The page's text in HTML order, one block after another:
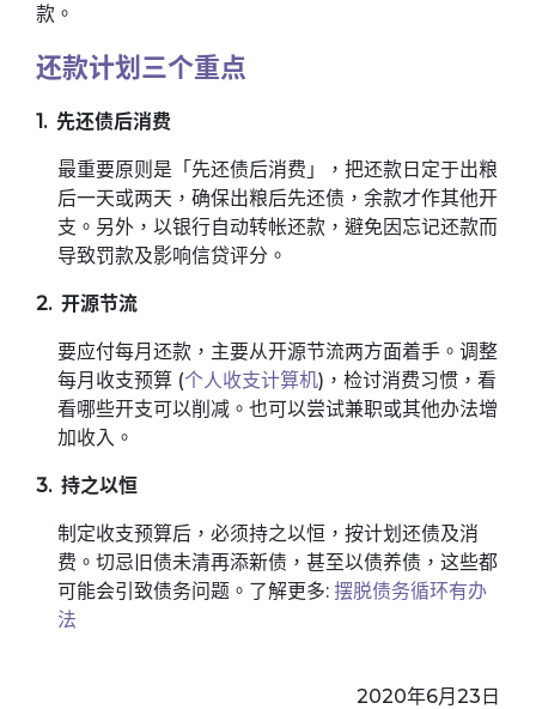
款。
还款计划三个重点
1. 先还债后消费
最重要原则是「先还债后消费」，把还款日定于出粮
后一天或两天，确保出粮后先还债，余款才作其他开
支。另外，以银行自动转帐还款，避免因忘记还款而
导致罚款及影响信贷评分。
2. 开源节流
要应付每月还款，主要从开源节流两方面着手。调整
每月收支预算 (个人收支计算机)，检讨消费习惯，看
看哪些开支可以削减。也可以尝试兼职或其他办法增
加收入。
3. 持之以恒
制定收支预算后，必须持之以恒，按计划还债及消
费。切忌旧债未清再添新债，甚至以债养债，这些都
可能会引致债务问题。了解更多: 摆脱债务循环有办
法
2020年6月23日